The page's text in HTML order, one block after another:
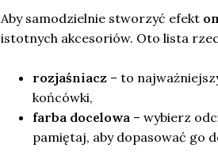
Aby samodzielnie stworzyć efekt
istotnych akcesoriów. Oto lista
rozjaśniacz – to
końcówki,
farba docelowa – wybierz
pamiętaj, aby dopasować go